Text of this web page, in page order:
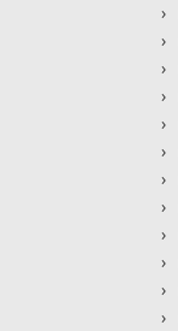
›
›
›
›
›
›
›
›
›
›
›
›